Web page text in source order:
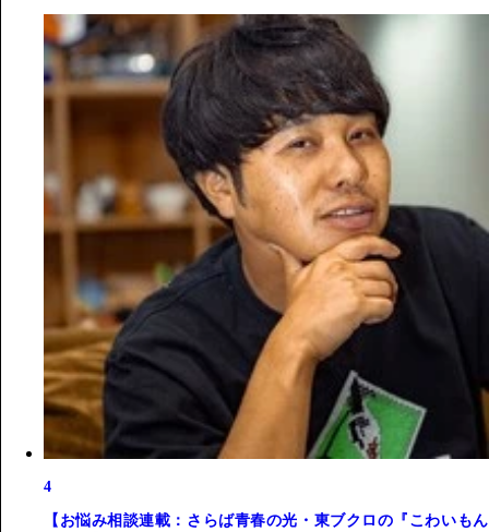
4
【お悩み相談連載：さらば青春の光・東ブクロの『こわいもん